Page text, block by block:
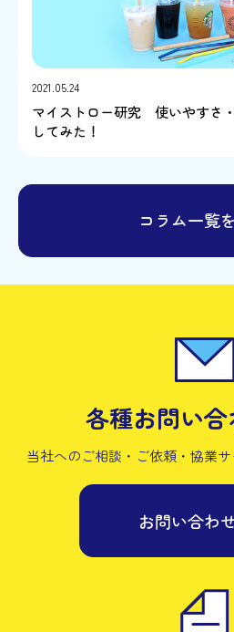
2021.05.24
マイストロー研究 使いやすさ
してみた！
コラム一覧
各種お問い
当社へのご相談・ご依頼・協業
お問い合わ